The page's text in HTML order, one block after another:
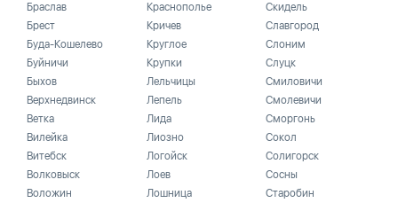
Браслав
Брест
Буда-Кошелево
Буйничи
Быхов
Верхнедвинск
Ветка
Вилейка
Витебск
Волковыск
Воложин
Краснополье
Кричев
Круглое
Крупки
Лельчицы
Лепель
Лида
Лиозно
Логойск
Лоев
Лошница
Скидель
Славгород
Слоним
Слуцк
Смиловичи
Смолевичи
Сморгонь
Сокол
Солигорск
Сосны
Старобин